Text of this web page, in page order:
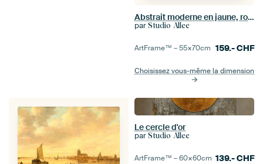
Abstrait moderne en jaune, rose et orange
par Studio Allee
ArtFrame™ –55×70cm 159.-CHF
Choisissez vous-même la dimension
Le cercle d'or
par Studio Allee
ArtFrame™ –60×60cm 139.-CHF